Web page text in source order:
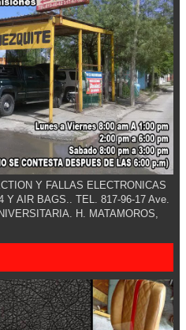
Y FALLAS ELECTRONICAS
AIR BAGS.. TEL. 817-96-17 Ave.
H. MATAMOROS,